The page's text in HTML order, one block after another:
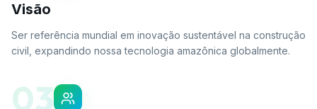
Visão
Ser referência mundial em inovação sustentável na construção
civil, expandindo nossa tecnologia amazônica globalmente.
03